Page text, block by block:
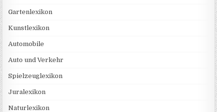
Gartenlexikon
Kunstlexikon
Automobile
Auto und Verkehr
Spielzeuglexikon
Juralexikon
Naturlexikon